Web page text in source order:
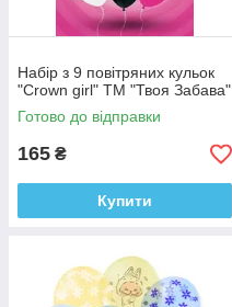
Набір з 9 повітряних кульок
"Crown girl" ТМ "Твоя Забава"
Готово до відправки
165 ₴
Купити